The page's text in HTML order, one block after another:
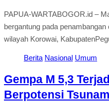
PAPUA-WARTABOGOR.id –
bergantung pada
wilayah Korowai,
Berita Nasional Umum
Gempa M 5,3
Berpotensi